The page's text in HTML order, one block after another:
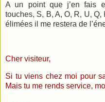
A un point que j’en fais
touches, S, B, A, O, R, U, Q,
élimées il me restera de
Cher visiteur,
Si tu viens chez moi pour
Mais tu me rends service,